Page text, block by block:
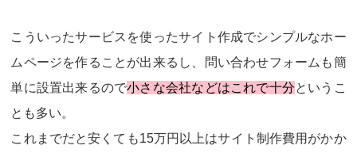
こういったサービスを使ったサイト作成でシンプルなホー
ムページを作ることが出来るし、問い合わせフォームも簡
単に設置出来るので小さな会社などはこれで十分というこ
とも多い。
これまでだと安くても15万円以上はサイト制作費用がかか